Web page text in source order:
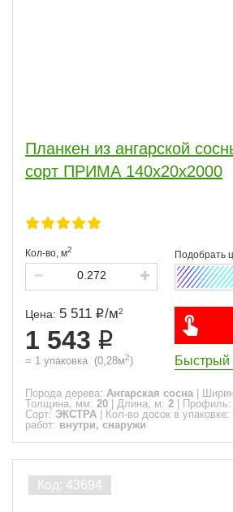
Планкен из ангарской
сорт ПРИМА 140x20x2000
Кол-во, м2
Цена: 5 511 /м2
1 543
= 1 упаковка (0,28м2) Быстрый
Порода дерева: Ангарская сосна
Толщина, мм: 20 Длина, м: 2 Профиль:
Сорт: ЭКСТРА Кол-во досок в упаковке:
работ: внутри, снаружи